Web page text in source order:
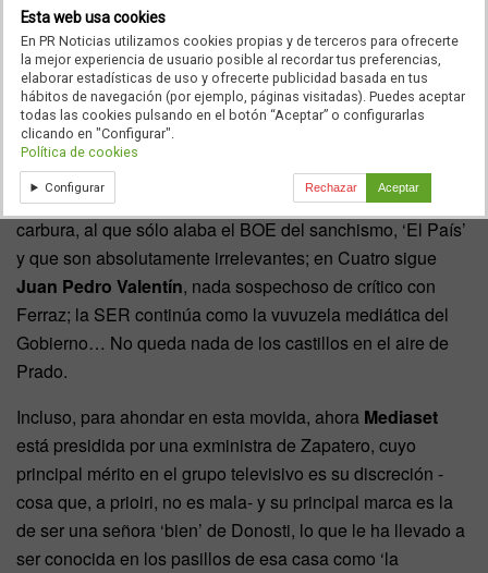
compiten por el público de centroderecha? ¿Se ha
adquirido laCadena SER? ¿Se ha montado un nuevo
multimedia de orientación conservadora? La respuesta
está clara: no.
En realidad, ha sucedido todo lo contrario. En Informativos
Telecinco manda un
señor irrelevante bendecido por el
socialismo, primero el canario y ahora el nacional, que no
carbura, al que sólo alaba el BOE del sanchismo, ‘El País’
y que son absolutamente irrelevantes; en Cuatro sigue
Juan Pedro Valentín, nada sospechoso de crítico con
Ferraz; la SER continúa como la vuvuzela mediática del
Gobierno… No queda nada de los castillos en el aire de
Prado.
Incluso, para ahondar en esta movida, ahora Mediaset
está presidida por una exministra de Zapatero, cuyo
principal mérito en el grupo televisivo es su discreción -
cosa que, a prioiri, no es mala- y su principal marca es la
de ser una señora ‘bien’ de Donosti, lo que le ha llevado a
ser conocida en los pasillos de esa casa como ‘la
Esta web usa cookies
En PR Noticias utilizamos cookies propias y de terceros para ofrecerte
la mejor experiencia de usuario posible al recordar tus preferencias,
elaborar estadísticas de uso y ofrecerte publicidad basada en tus
hábitos de navegación (por ejemplo, páginas visitadas). Puedes aceptar
todas las cookies pulsando en el botón “Aceptar” o configurarlas
clicando en "Configurar".
Política de cookies
Configurar Rechazar Aceptar